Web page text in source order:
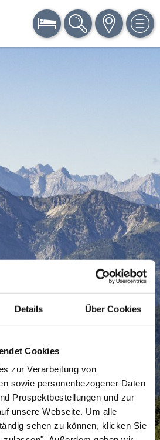
Details Über Cookies
Cookies
zur Verarbeitung von
sowie personenbezogener Daten
Prospektbestellungen und zur
unsere Webseite. Um alle
sehen zu können, klicken Sie
BUCHEN SUCHE KARTE MENÜ